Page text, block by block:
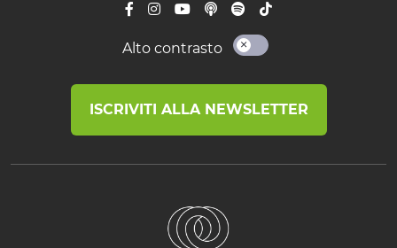
Alto contrasto
ISCRIVITI ALLA NEWSLETTER